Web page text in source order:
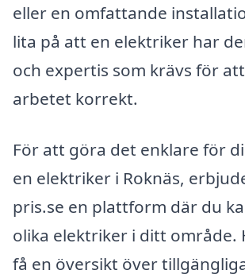
eller en omfattande
lita på att en elektriker har
och expertis som krävs för
arbetet korrekt.
För att göra det enklare för
en elektriker i Roknäs,
pris.se en plattform där du
olika elektriker i ditt område.
få en översikt över